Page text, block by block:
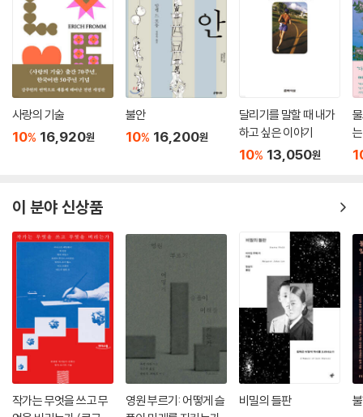
슬퍼하거나 노여워하지 말라
우울한 날에는 참아라
기쁜 날은 반드시 올 터이니
마음은 미래에 사니
현재는 항상 어두운 법
모든 것 한순간에 사라지나
지나간 것 모두 소중하리니
사랑의 기술
10% 16,920원
불안
10% 16,200원
달리기를 말할 때 내가
하고 싶은 이야기
10% 13,050원
이 분야 신상품
작가는 무엇을 쓰고 무
영원 부르기: 어떻게 슬
비밀의 들판